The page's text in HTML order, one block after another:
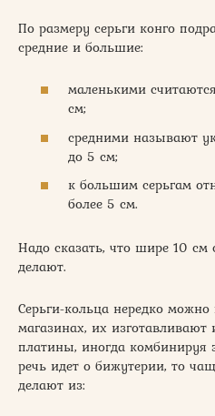
По размеру серьги конго
средние и большие:
маленькими
см;
средними называют
до 5 см;
к большим серьгам
более 5 см.
Надо сказать, что шире 10 см
делают.
Серьги-кольца нередко
магазинах, их изготавливают
платины, иногда комбинируя
речь идет о бижутерии, то
делают из: